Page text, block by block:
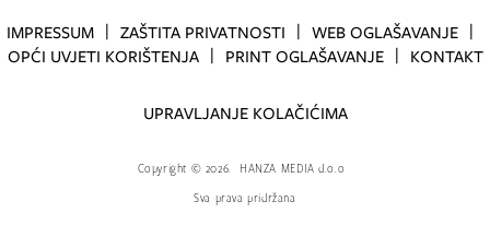
IMPRESSUM ZAŠTITA PRIVATNOSTI
WEB OGLAŠAVANJE
OPĆI UVJETI KORIŠTENJA
PRINT OGLAŠAVANJE KONTAKT
UPRAVLJANJE KOLAČIĆIMA
Copyright © 2026.
HANZA MEDIA d.o.o
Sva prava pridržana